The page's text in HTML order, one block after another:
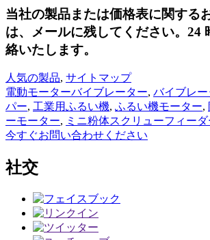
当社の製品または価格表に関する
は、メールに残してください。24
絡いたします。
人気の製品, サイトマップ
電動モーターバイブレーター, バイブレ
パー, 工業用ふるい機, ふるい機モーター,
ーモーター, ミニ粉体スクリューフィーダ
今すぐお問い合わせください
社交